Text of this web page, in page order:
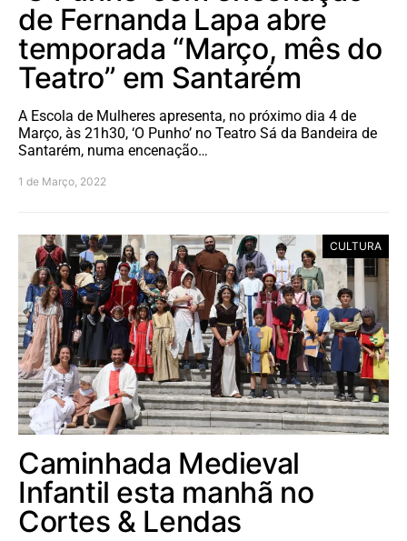
de Fernanda Lapa abre
temporada “Março, mês do
Teatro” em Santarém
A Escola de Mulheres apresenta, no próximo dia 4 de
Março, às 21h30, ‘O Punho’ no Teatro Sá da Bandeira de
Santarém, numa encenação…
1 de Março, 2022
CULTURA
Caminhada Medieval
Infantil esta manhã no
Cortes & Lendas